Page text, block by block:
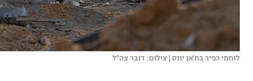
לוחמי כפיר בח'אן יונס | צילום: דובר צה"ל